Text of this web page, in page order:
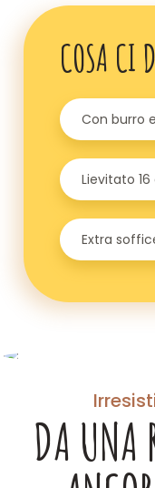
COSA CI
Con burro
Lievitato 16
Extra
DA UNA